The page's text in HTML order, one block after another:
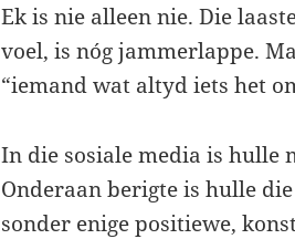
Ek is nie alleen nie. Die
voel, is nóg jammerlappe.
“iemand wat altyd iets het
In die sosiale media is hulle
Onderaan berigte is hulle
sonder enige positiewe,